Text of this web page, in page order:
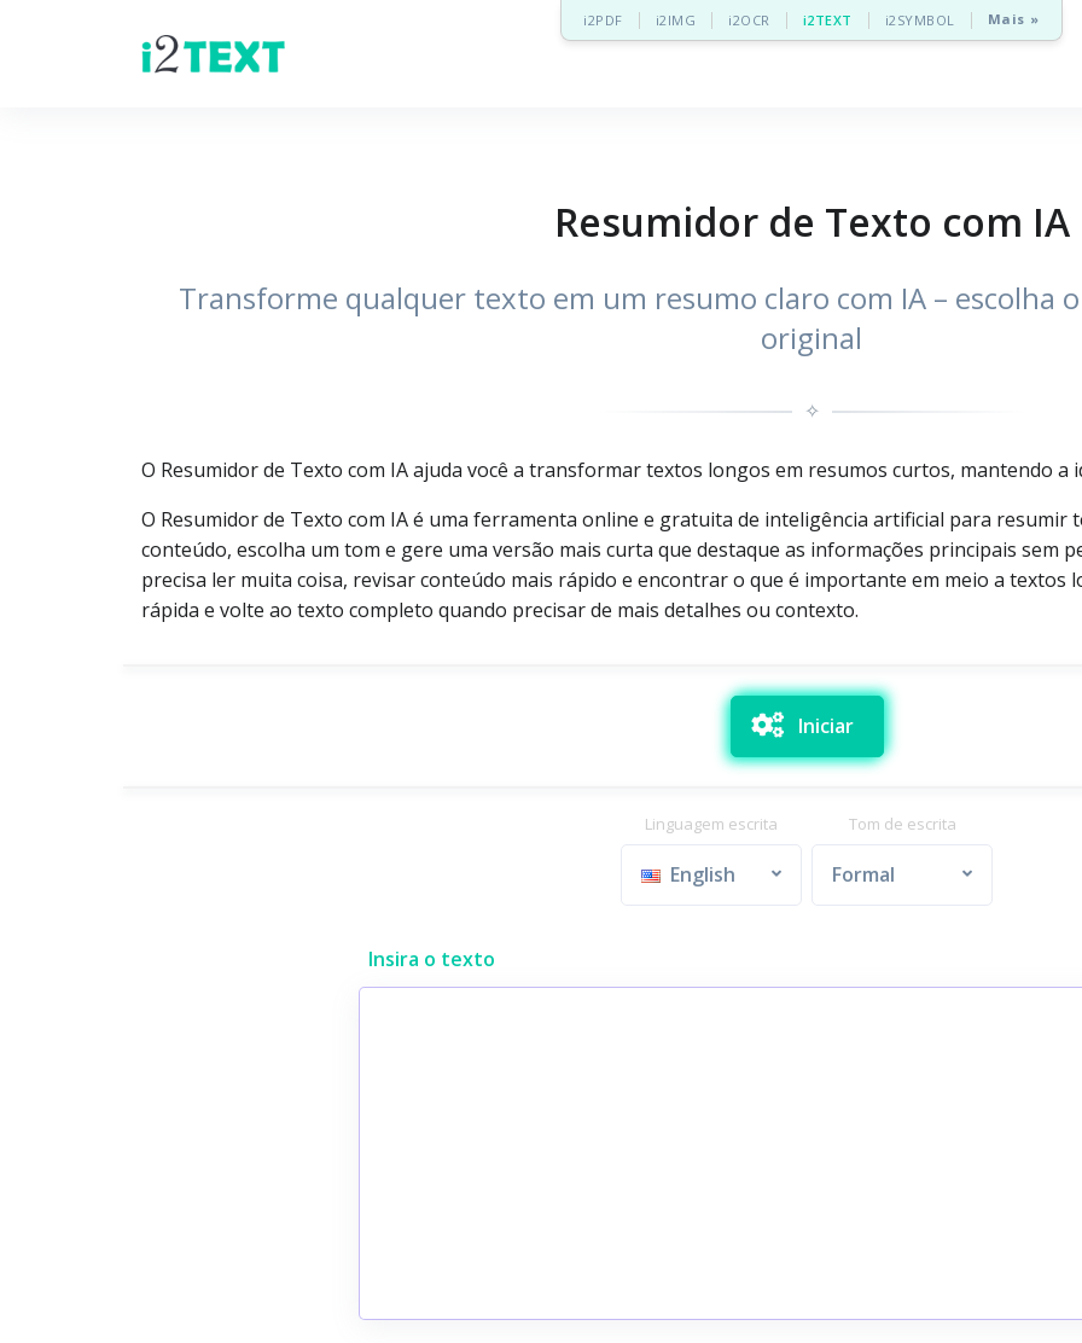
i2PDF i2IMG i2OCR i2TEXT i2SYMBOL Mais »
Resumidor de Texto com IA
Transforme qualquer texto em um resumo claro com IA – escolha
original
✧
O Resumidor de Texto com IA ajuda você a transformar textos longos em resumos curtos, mantendo a
O Resumidor de Texto com IA é uma ferramenta online e gratuita de inteligência artificial para resumir
conteúdo, escolha um tom e gere uma versão mais curta que destaque as informações principais sem
precisa ler muita coisa, revisar conteúdo mais rápido e encontrar o que é importante em meio a textos
rápida e volte ao texto completo quando precisar de mais detalhes ou contexto.
Iniciar
Linguagem escrita
English
Tom de escrita
Formal
Insira o texto